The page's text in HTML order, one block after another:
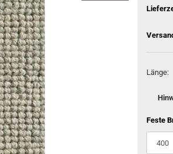
Länge:
Feste